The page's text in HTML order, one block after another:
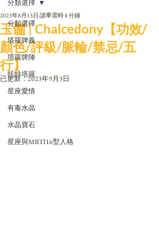
分類選擇
塔羅牌義
塔羅牌陣
托特塔羅
星座愛情
有毒水晶
水晶寶石
星座與MBTI16型人格
分類選擇
玉髓 | Chalcedony【功效/
顏色/評級/脈輪/禁忌/五
行】
2023年8月13日 讀畢需時 8 分鐘
已更新：2023年9月3日